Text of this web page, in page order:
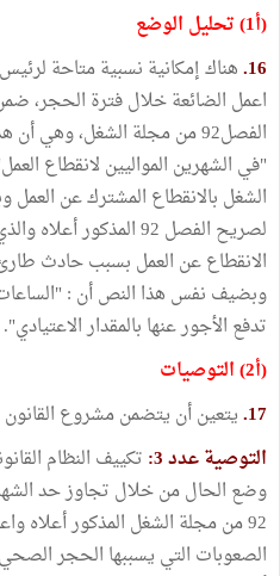
(أ1) تحليل الوضع
16. هناك إمكانية نسبية متاحة
اعمل الضائعة خلال فترة الحجر،
الفصل92 من مجلة الشغل، وهي
"في الشهرين المواليين لانقطاع
الشغل بالانقطاع المشترك عن العمل
لصريح الفصل 92
الانقطاع عن العمل بسبب حادث طارئ
وبضيف نفس هذا النص أن : "الساعات
تدفع الأجور عنها بالمقدار الاعتيادي".
(أ2) التوصيات
17. يتعين أن يتضمن مشروع القانون
التوصية عدد 3:
تكييف النظام
وضع الحال من خلال تجاوز حد
92 من مجلة الشغل المذكور أعلاه
الصعوبات التي يسببها الحجر